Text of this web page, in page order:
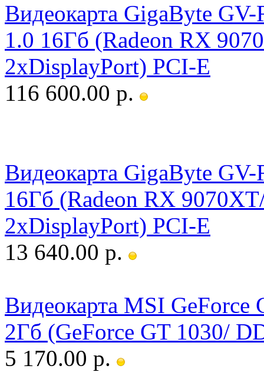
Видеокарта GigaByte
1.0 16Гб (Radeon RX
2xDisplayPort) PCI-E
116 600.00 р.
Видеокарта GigaByte
16Гб (Radeon RX
2xDisplayPort) PCI-E
13 640.00 р.
Видеокарта MSI
2Гб (GeForce GT 1030/
5 170.00 р.